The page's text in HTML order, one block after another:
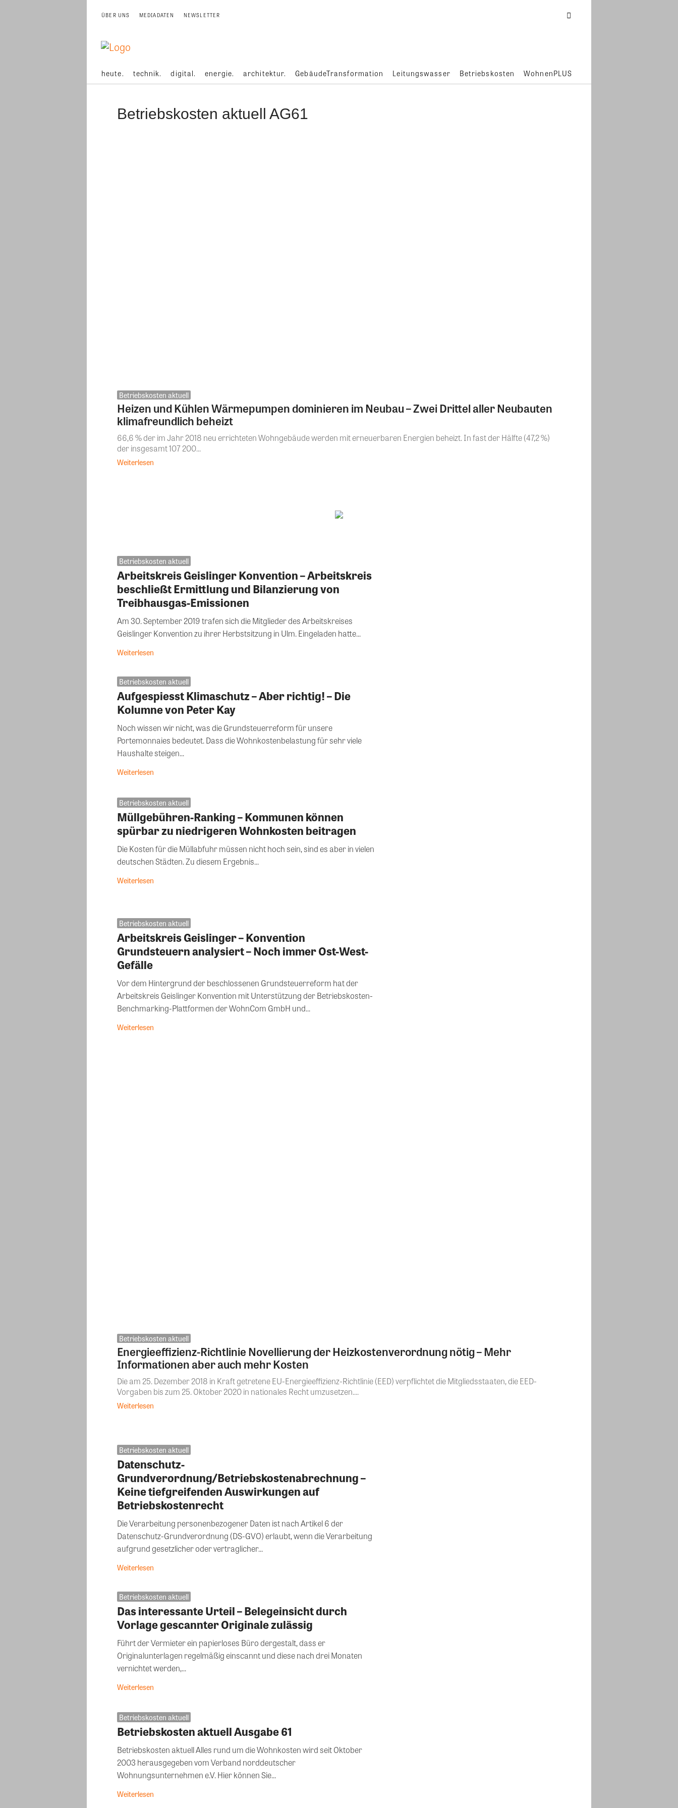
ÜBER UNS MEDIADATEN NEWSLETTER
heute. technik. digital. energie. architektur. GebäudeTransformation Leitungswasser Betriebskosten WohnenPLUS
Betriebskosten aktuell AG61
Betriebskosten aktuell
Heizen und Kühlen Wärmepumpen dominieren im Neubau – Zwei Drittel aller Neubauten
klimafreundlich beheizt
66,6 % der im Jahr 2018 neu errichteten Wohngebäude werden mit erneuerbaren Energien beheizt. In fast der Hälfte (47,2 %)
der insgesamt 107 200...
Weiterlesen
Betriebskosten aktuell
Arbeitskreis Geislinger Konvention – Arbeitskreis
beschließt Ermittlung und Bilanzierung von
Treibhausgas-Emissionen
Am 30. September 2019 trafen sich die Mitglieder des Arbeitskreises
Geislinger Konvention zu ihrer Herbstsitzung in Ulm. Eingeladen hatte...
Weiterlesen
Betriebskosten aktuell
Aufgespiesst Klimaschutz – Aber richtig! – Die
Kolumne von Peter Kay
Noch wissen wir nicht, was die Grundsteuerreform für unsere
Portemonnaies bedeutet. Dass die Wohnkostenbelastung für sehr viele
Haushalte steigen...
Weiterlesen
Betriebskosten aktuell
Müllgebühren-Ranking – Kommunen können
spürbar zu niedrigeren Wohnkosten beitragen
Die Kosten für die Müllabfuhr müssen nicht hoch sein, sind es aber in vielen
deutschen Städten. Zu diesem Ergebnis...
Weiterlesen
Betriebskosten aktuell
Arbeitskreis Geislinger – Konvention
Grundsteuern analysiert – Noch immer Ost-West-
Gefälle
Vor dem Hintergrund der beschlossenen Grundsteuerreform hat der
Arbeitskreis Geislinger Konvention mit Unterstützung der Betriebskosten-
Benchmarking-Plattformen der WohnCom GmbH und...
Weiterlesen
Betriebskosten aktuell
Energieeffizienz-Richtlinie Novellierung der Heizkostenverordnung nötig – Mehr
Informationen aber auch mehr Kosten
Die am 25. Dezember 2018 in Kraft getretene EU-Energieeffizienz-Richtlinie (EED) verpflichtet die Mitgliedsstaaten, die EED-
Vorgaben bis zum 25. Oktober 2020 in nationales Recht umzusetzen....
Weiterlesen
Betriebskosten aktuell
Datenschutz-
Grundverordnung/Betriebskostenabrechnung –
Keine tiefgreifenden Auswirkungen auf
Betriebskostenrecht
Die Verarbeitung personenbezogener Daten ist nach Artikel 6 der
Datenschutz-Grundverordnung (DS-GVO) erlaubt, wenn die Verarbeitung
aufgrund gesetzlicher oder vertraglicher...
Weiterlesen
Betriebskosten aktuell
Das interessante Urteil – Belegeinsicht durch
Vorlage gescannter Originale zulässig
Führt der Vermieter ein papierloses Büro dergestalt, dass er
Originalunterlagen regelmäßig einscannt und diese nach drei Monaten
vernichtet werden,...
Weiterlesen
Betriebskosten aktuell
Betriebskosten aktuell Ausgabe 61
Betriebskosten aktuell Alles rund um die Wohnkosten wird seit Oktober
2003 herausgegeben vom Verband norddeutscher
Wohnungsunternehmen e.V. Hier können Sie...
Weiterlesen